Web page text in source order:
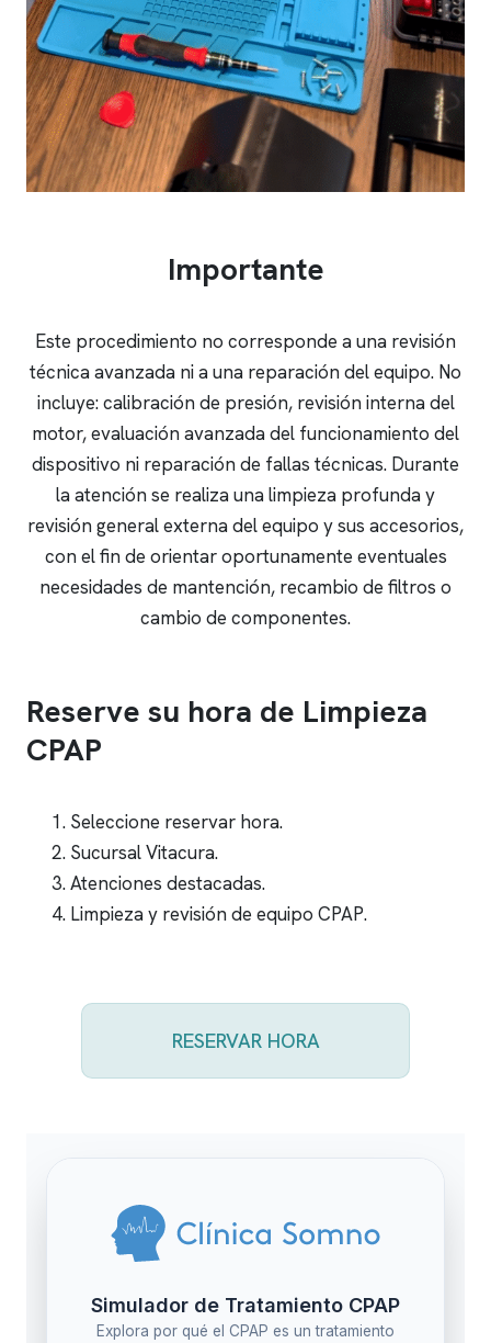
Importante
Este procedimiento no corresponde a una revisión
técnica avanzada ni a una reparación del equipo. No
incluye: calibración de presión, revisión interna del
motor, evaluación avanzada del funcionamiento del
dispositivo ni reparación de fallas técnicas. Durante
la atención se realiza una limpieza profunda y
revisión general externa del equipo y sus accesorios,
con el fin de orientar oportunamente eventuales
necesidades de mantención, recambio de filtros o
cambio de componentes.
Reserve su hora de Limpieza
CPAP
Seleccione reservar hora.
Sucursal Vitacura.
Atenciones destacadas.
Limpieza y revisión de equipo CPAP.
RESERVAR HORA